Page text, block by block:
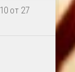
от 27